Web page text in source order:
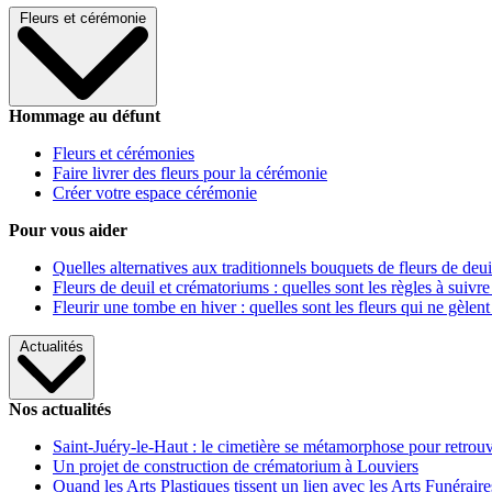
Fleurs et cérémonie
Hommage au défunt
Fleurs et cérémonies
Faire livrer des fleurs pour la cérémonie
Créer votre espace cérémonie
Pour vous aider
Quelles alternatives aux traditionnels bouquets de fleurs de
Fleurs de deuil et crématoriums : quelles sont les règles à
Fleurir une tombe en hiver : quelles sont les fleurs qui ne gèlent
Actualités
Nos actualités
Saint-Juéry-le-Haut : le cimetière se métamorphose pour
Un projet de construction de crématorium à Louviers
Quand les Arts Plastiques tissent un lien avec les Arts